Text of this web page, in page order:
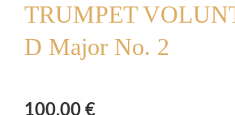
TRUMPET
D Major No. 2
100,00 €